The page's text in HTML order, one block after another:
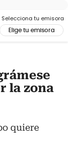
Selecciona tu emisora
Elige tu emisora
la zona
quiere